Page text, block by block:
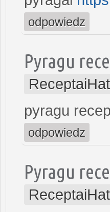
odpowiedz
Pyragu
pyragu
odpowiedz
Pyragu